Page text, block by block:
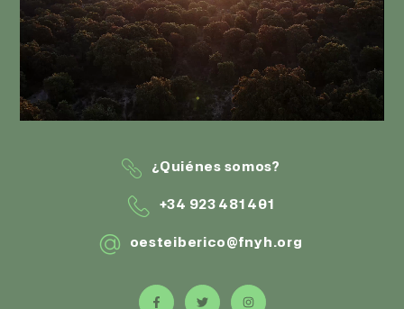
¿Quiénes somos?
+34 923 481 401
oesteiberico@fnyh.org